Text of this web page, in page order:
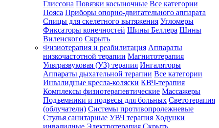
Глиссона Повязки косыночные Все категории
Пояса Приборы опорно-двигательного аппарата
Спицы для скелетного вытяжения Угломеры
Фиксаторы конечностей Шины Беллера Шины
Виленского Скрыть
Физиотерапия и реабилитация Аппараты
низкочастотной терапии Магнитотерапия
Ультразвуковая (УЗ) терапия Ингаляторы
Аппараты дыхательной терапии Все категории
Инвалидные кресла-коляски КВЧ-терапия
Комплексы физиотерапевтические Массажеры
Подъемники и подвесы для больных Светотерапия
(облучатели) Системы противопролежневые
Стулья санитарные УВЧ терапия Ходунки
инвалидные Электротерапия Скрыть